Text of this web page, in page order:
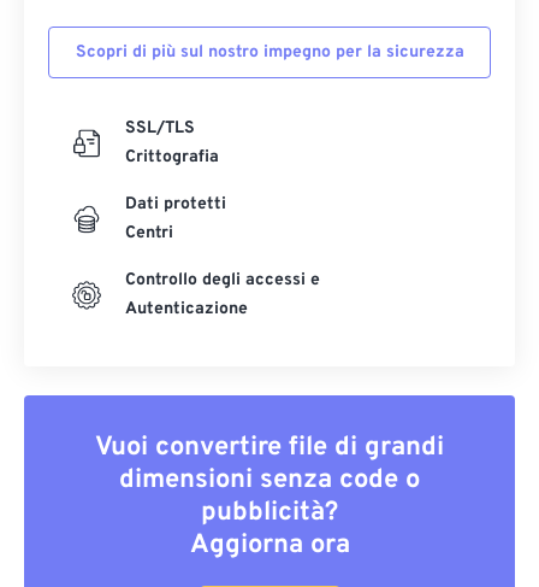
Scopri di più sul nostro impegno per la sicurezza
SSL/TLS
Crittografia
Dati protetti
Centri
Controllo degli accessi e
Autenticazione
Vuoi convertire file di grandi
dimensioni senza code o
pubblicità?
Aggiorna ora